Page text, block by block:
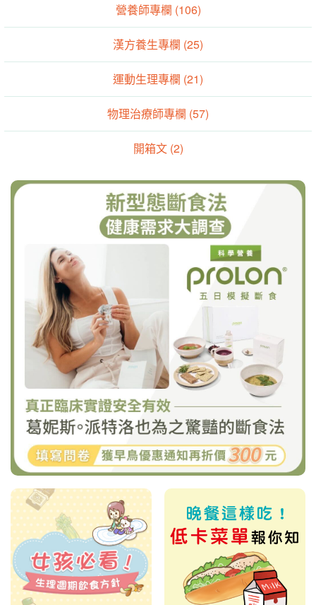
營養師專欄 (106)
漢方養生專欄 (25)
運動生理專欄 (21)
物理治療師專欄 (57)
開箱文 (2)